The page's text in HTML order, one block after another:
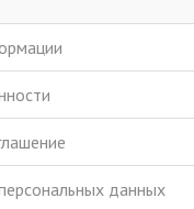
данных